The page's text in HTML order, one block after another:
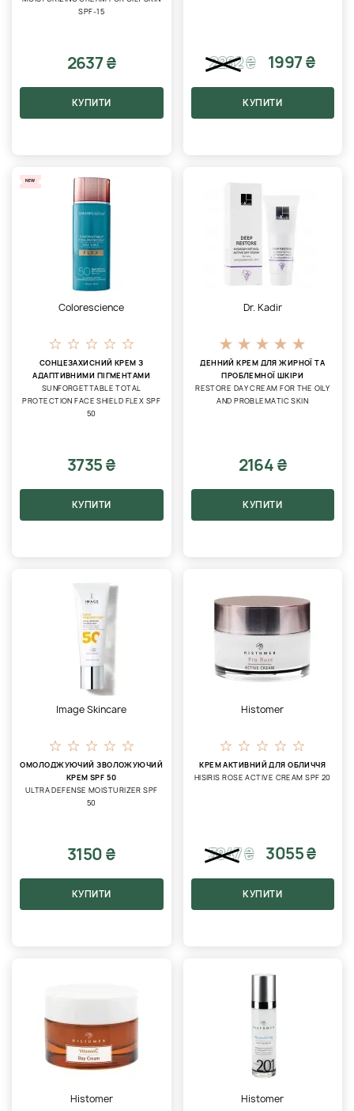
SPF-15
2637 ₴
КУПИТИ
2262₴ 1997 ₴
КУПИТИ
NEW
Colorescience
СОНЦЕЗАХИСНИЙ КРЕМ З
АДАПТИВНИМИ ПІГМЕНТАМИ
SUNFORGETTABLE TOTAL
PROTECTION FACE SHIELD FLEX SPF
50
3735 ₴
КУПИТИ
Dr. Kadir
ДЕННИЙ КРЕМ ДЛЯ ЖИРНОЇ ТА
ПРОБЛЕМНОЇ ШКІРИ
RESTORE DAY CREAM FOR THE OILY
AND PROBLEMATIC SKIN
2164 ₴
КУПИТИ
Image Skincare
ОМОЛОДЖУЮЧИЙ ЗВОЛОЖУЮЧИЙ
КРЕМ SPF 50
ULTRA DEFENSE MOISTURIZER SPF
50
3150 ₴
КУПИТИ
Histomer
КРЕМ АКТИВНИЙ ДЛЯ ОБЛИЧЧЯ
HISIRIS ROSE ACTIVE CREAM SPF 20
3947₴ 3055 ₴
КУПИТИ
Histomer Histomer